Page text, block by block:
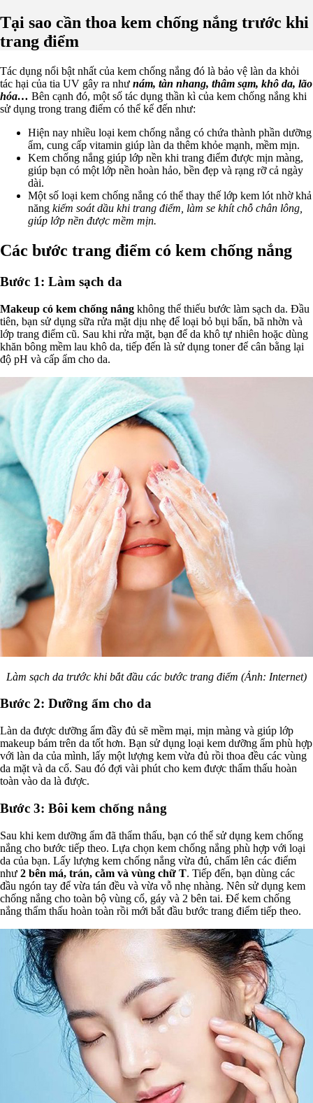
Tại sao cần thoa kem chống nắng trước khi
trang điểm
Tác dụng nổi bật nhất của kem chống nắng đó là bảo vệ làn da khỏi
tác hại của tia UV gây ra như nám, tàn nhang, thâm sạm, khô da, lão
hóa… Bên cạnh đó, một số tác dụng thần kì của kem chống nắng khi
sử dụng trong trang điểm có thể kể đến như:
Hiện nay nhiều loại kem chống nắng có chứa thành phần dưỡng
ẩm, cung cấp vitamin giúp làn da thêm khỏe mạnh, mềm mịn.
Kem chống nắng giúp lớp nền khi trang điểm được mịn màng,
giúp bạn có một lớp nền hoàn hảo, bền đẹp và rạng rỡ cả ngày
dài.
Một số loại kem chống nắng có thể thay thế lớp kem lót nhờ khả
năng kiểm soát dầu khi trang điểm, làm se khít chỗ chân lông,
giúp lớp nền được mềm mịn.
Các bước trang điểm có kem chống nắng
Bước 1: Làm sạch da
Makeup có kem chống nắng không thể thiếu bước làm sạch da. Đầu
tiên, bạn sử dụng sữa rửa mặt dịu nhẹ để loại bỏ bụi bẩn, bã nhờn và
lớp trang điểm cũ. Sau khi rửa mặt, bạn để da khô tự nhiên hoặc dùng
khăn bông mềm lau khô da, tiếp đến là sử dụng toner để cân bằng lại
độ pH và cấp ẩm cho da.
Làm sạch da trước khi bắt đầu các bước trang điểm (Ảnh: Internet)
Bước 2: Dưỡng ẩm cho da
Làn da được dưỡng ẩm đầy đủ sẽ mềm mại, mịn màng và giúp lớp
makeup bám trên da tốt hơn. Bạn sử dụng loại kem dưỡng ẩm phù hợp
với làn da của mình, lấy một lượng kem vừa đủ rồi thoa đều các vùng
da mặt và da cổ. Sau đó đợi vài phút cho kem được thẩm thấu hoàn
toàn vào da là được.
Bước 3: Bôi kem chống nắng
Sau khi kem dưỡng ẩm đã thẩm thấu, bạn có thể sử dụng kem chống
nắng cho bước tiếp theo. Lựa chọn kem chống nắng phù hợp với loại
da của bạn. Lấy lượng kem chống nắng vừa đủ, chấm lên các điểm
như 2 bên má, trán, cằm và vùng chữ T. Tiếp đến, bạn dùng các
đầu ngón tay để vừa tán đều và vừa vỗ nhẹ nhàng. Nên sử dụng kem
chống nắng cho toàn bộ vùng cổ, gáy và 2 bên tai. Để kem chống
nắng thẩm thấu hoàn toàn rồi mới bắt đầu bước trang điểm tiếp theo.